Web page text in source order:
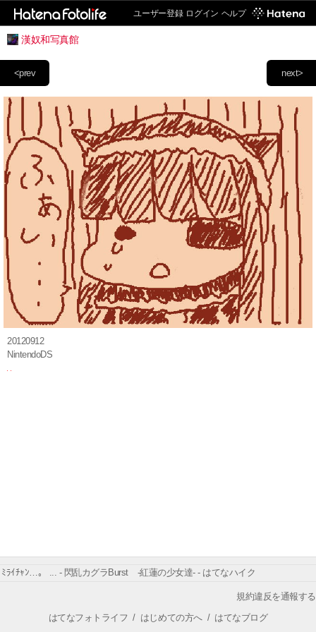
ユーザー登録 ログイン ヘルプ
漢奴和写真館
next>
<prev
20120912
NintendoDS
ﾐﾗｲﾁｬﾝ…。 ... - 閃乱カグラBurst -紅蓮の少女達- - はてなハイク
規約違反を通報する
はてなフォトライフ / はじめての方へ/ はてなブログ